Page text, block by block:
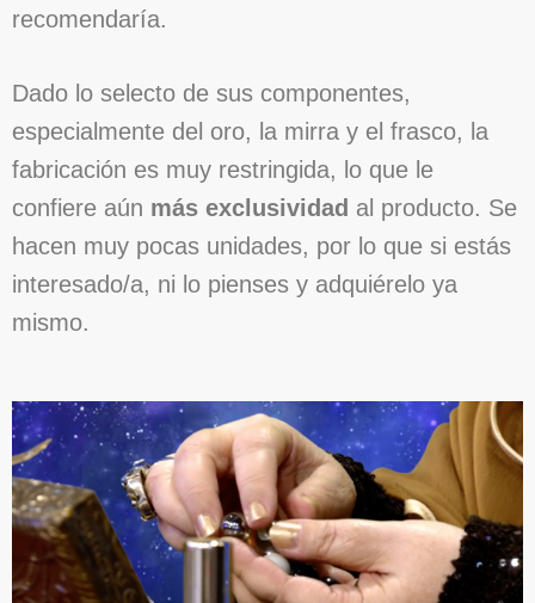
recomendaría.
Dado lo selecto de sus componentes,
especialmente del oro, la mirra y el frasco, la
fabricación es muy restringida, lo que le
confiere aún más exclusividad al producto. Se
hacen muy pocas unidades, por lo que si estás
interesado/a, ni lo pienses y adquiérelo ya
mismo.